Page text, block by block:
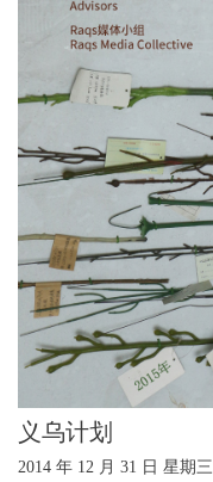
义乌计划
2014 年 12 月 31 日 星期三